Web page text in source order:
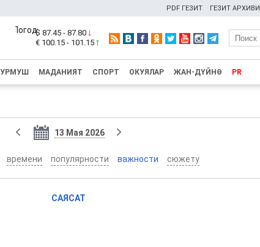
ГЕЗИТ АРХИВИ
PDF ГЕЗИТ
$ 87.45 - 87.80
€ 100.15 - 101.15
МАДАНИЯТ СПОРТ ОКУЯЛАР ЖАН-ДҮЙНӨ PR
13 Мая 2026
времени популярности важности сюжету
САЯСАТ